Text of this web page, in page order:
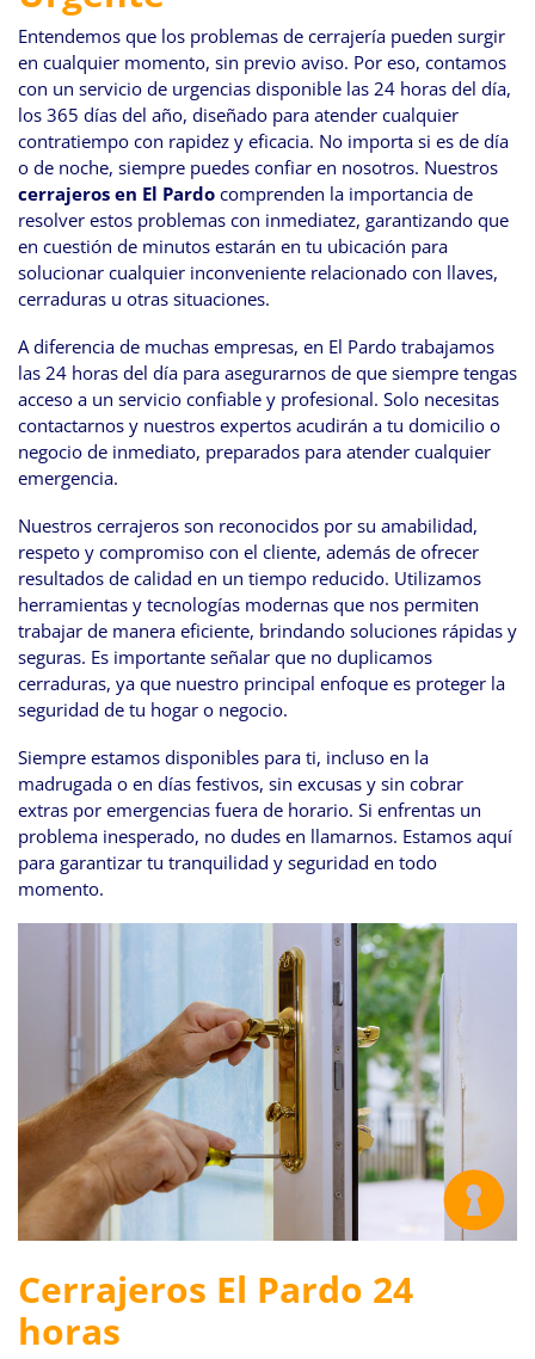
Entendemos que los problemas de cerrajería pueden surgir
en cualquier momento, sin previo aviso. Por eso, contamos
con un servicio de urgencias disponible las 24 horas del día,
los 365 días del año, diseñado para atender cualquier
contratiempo con rapidez y eficacia. No importa si es de día
o de noche, siempre puedes confiar en nosotros. Nuestros
cerrajeros en El Pardo comprenden la importancia de
resolver estos problemas con inmediatez, garantizando que
en cuestión de minutos estarán en tu ubicación para
solucionar cualquier inconveniente relacionado con llaves,
cerraduras u otras situaciones.
A diferencia de muchas empresas, en El Pardo trabajamos
las 24 horas del día para asegurarnos de que siempre tengas
acceso a un servicio confiable y profesional. Solo necesitas
contactarnos y nuestros expertos acudirán a tu domicilio o
negocio de inmediato, preparados para atender cualquier
emergencia.
Nuestros cerrajeros son reconocidos por su amabilidad,
respeto y compromiso con el cliente, además de ofrecer
resultados de calidad en un tiempo reducido. Utilizamos
herramientas y tecnologías modernas que nos permiten
trabajar de manera eficiente, brindando soluciones rápidas y
seguras. Es importante señalar que no duplicamos
cerraduras, ya que nuestro principal enfoque es proteger la
seguridad de tu hogar o negocio.
Siempre estamos disponibles para ti, incluso en la
madrugada o en días festivos, sin excusas y sin cobrar
extras por emergencias fuera de horario. Si enfrentas un
problema inesperado, no dudes en llamarnos. Estamos aquí
para garantizar tu tranquilidad y seguridad en todo
momento.
Cerrajeros El Pardo 24
horas